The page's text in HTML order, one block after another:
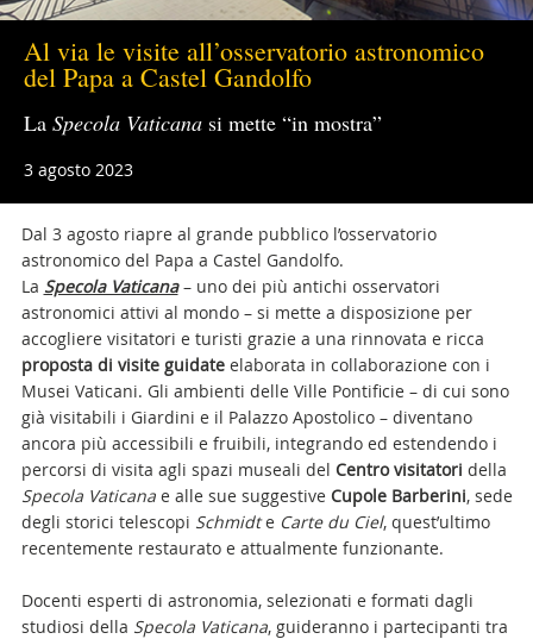
Al via le visite all’osservatorio astronomico
del Papa a Castel Gandolfo
La Specola Vaticana si mette “in mostra”
3 agosto 2023
Dal 3 agosto riapre al grande pubblico l’osservatorio
astronomico del Papa a Castel Gandolfo.
La Specola Vaticana– uno dei più antichi osservatori
astronomici attivi al mondo – si mette a disposizione per
accogliere visitatori e turisti grazie a una rinnovata e ricca
proposta di visite guidateelaborata in collaborazione con i
Musei Vaticani. Gli ambienti delle Ville Pontificie – di cui sono
già visitabili i Giardini e il Palazzo Apostolico – diventano
ancora più accessibili e fruibili, integrando ed estendendo i
percorsi di visita agli spazi museali del Centro visitatori della
Specola Vaticana e alle sue suggestive Cupole Barberini, sede
degli storici telescopi Schmidte Carte du Ciel, quest’ultimo
recentemente restaurato e attualmente funzionante.
Docenti esperti di astronomia, selezionati e formati dagli
studiosi della Specola Vaticana, guideranno i partecipanti tra